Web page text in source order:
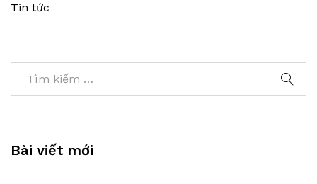
Tin tức
Bài viết mới